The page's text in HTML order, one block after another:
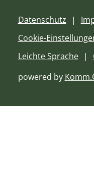
Datenschutz
Cookie-
Leichte Sprache
powered by